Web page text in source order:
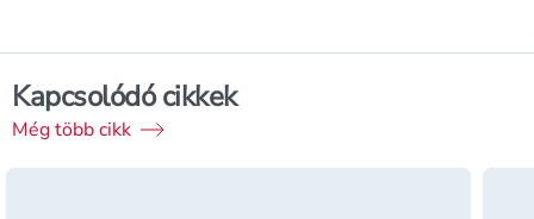
Kapcsolódó cikkek
Még több cikk